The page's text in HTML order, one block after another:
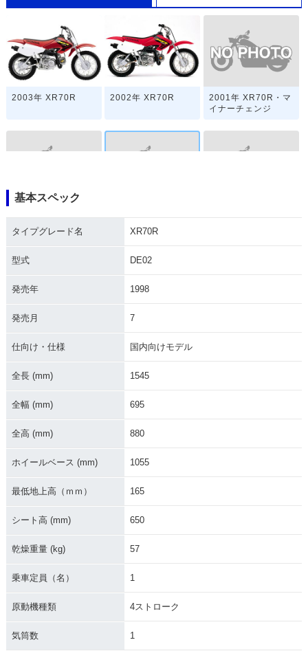
2003年 XR70R 2002年 XR70R
2001年 XR70R・マ
イナーチェンジ
基本スペック
タイプグレード名 XR70R
型式 DE02
発売年 1998
発売月 7
仕向け・仕様 国内向けモデル
全長 (mm) 1545
全幅 (mm) 695
全高 (mm) 880
ホイールベース (mm) 1055
最低地上高（ｍｍ） 165
シート高 (mm) 650
乾燥重量 (kg) 57
乗車定員（名） 1
原動機種類 4ストローク
気筒数 1